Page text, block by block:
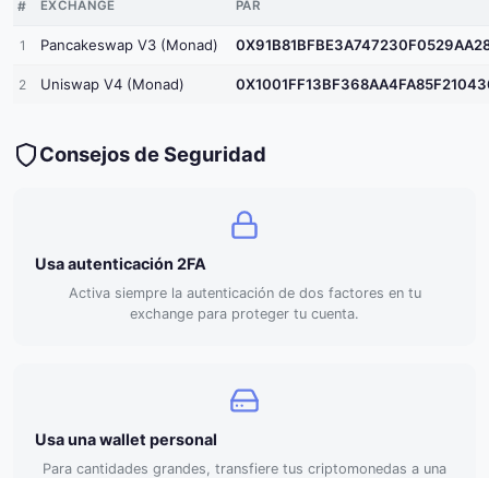
# EXCHANGE PAR
1 Pancakeswap V3 (Monad)
2 Uniswap V4 (Monad)
Consejos de Seguridad
Usa autenticación 2FA
Activa siempre la autenticación de dos factores en tu
exchange para proteger tu cuenta.
Usa una wallet personal
Para cantidades grandes, transfiere tus criptomonedas a una